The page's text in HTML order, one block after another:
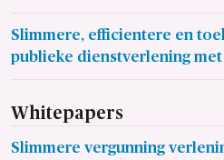
Slimmere, efficientere en
publieke dienstverlening met
Whitepapers
Slimmere vergunning